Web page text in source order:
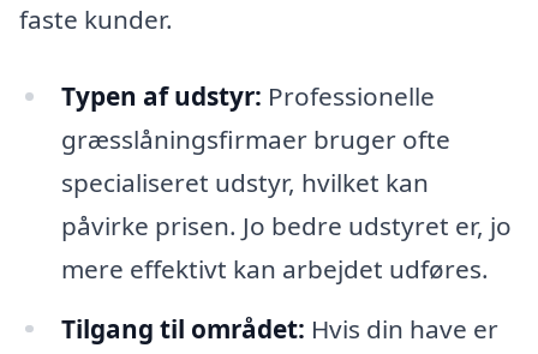
faste kunder.
Typen af udstyr: Professionelle
græsslåningsfirmaer bruger ofte
specialiseret udstyr, hvilket kan
påvirke prisen. Jo bedre udstyret er, jo
mere effektivt kan arbejdet udføres.
Tilgang til området: Hvis din have er